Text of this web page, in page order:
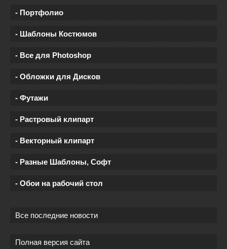
- Портфолио
- Шаблоны Костюмов
- Все для Photoshop
- Обложки для Дисков
- Футажи
- Растровый клипарт
- Векторный клипарт
- Разные Шаблоны, Софт
- Обои на рабочий стол
Все последние новости
Полная версия сайта